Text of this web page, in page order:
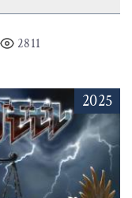
2811
2025